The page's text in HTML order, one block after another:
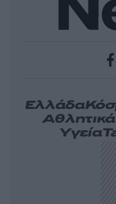
Ελλάδα
Αθλητικά
Υγεία